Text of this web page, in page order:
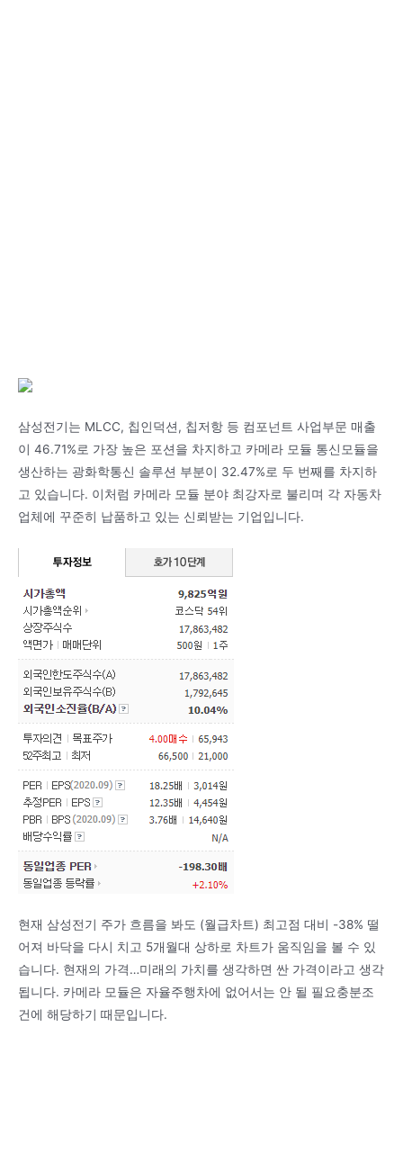
삼성전기는 MLCC, 칩인덕션, 칩저항 등 컴포넌트 사업부문 매출
이 46.71%로 가장 높은 포션을 차지하고 카메라 모듈 통신모듈을
생산하는 광화학통신 솔루션 부분이 32.47%로 두 번째를 차지하
고 있습니다. 이처럼 카메라 모듈 분야 최강자로 불리며 각 자동차
업체에 꾸준히 납품하고 있는 신뢰받는 기업입니다.
현재 삼성전기 주가 흐름을 봐도 (월급차트) 최고점 대비 -38% 떨
어져 바닥을 다시 치고 5개월대 상하로 차트가 움직임을 볼 수 있
습니다. 현재의 가격…미래의 가치를 생각하면 싼 가격이라고 생각
됩니다. 카메라 모듈은 자율주행차에 없어서는 안 될 필요충분조
건에 해당하기 때문입니다.